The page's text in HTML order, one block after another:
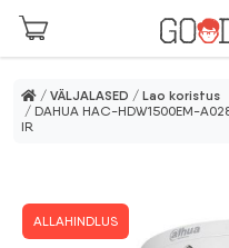
Skip to main content
/ VÄLJALASED / Lao koristus
/ DAHUA HAC-HDW1500EM-
IR
ALLAHINDLUS